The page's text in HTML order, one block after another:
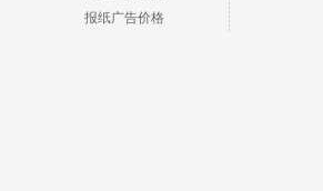
报纸广告价格